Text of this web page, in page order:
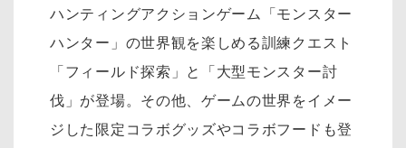
ハンティングアクションゲーム「モンスター
ハンター」の世界観を楽しめる訓練クエスト
「フィールド探索」と「大型モンスター討
伐」が登場。その他、ゲームの世界をイメー
ジした限定コラボグッズやコラボフードも登